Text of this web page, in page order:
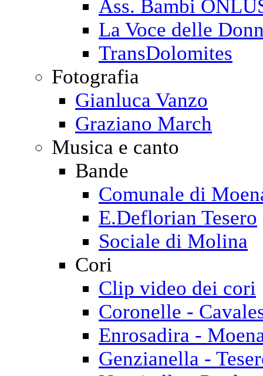
Ass. Bambi
La Voce delle
TransDolomites
Fotografia
Gianluca Vanzo
Graziano March
Musica e canto
Bande
Comunale di
E.Deflorian Tesero
Sociale di Molina
Cori
Clip video dei cori
Coronelle -
Enrosadira -
Genzianella -